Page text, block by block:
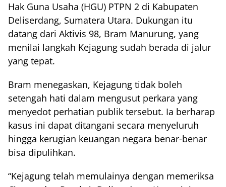
Hak Guna Usaha (HGU) PTPN 2 di Kabupaten
Deliserdang, Sumatera Utara. Dukungan itu
datang dari Aktivis 98, Bram Manurung, yang
menilai langkah Kejagung sudah berada di jalur
yang tepat.
Bram menegaskan, Kejagung tidak boleh
setengah hati dalam mengusut perkara yang
menyedot perhatian publik tersebut. Ia berharap
kasus ini dapat ditangani secara menyeluruh
hingga kerugian keuangan negara benar-benar
bisa dipulihkan.
“Kejagung telah memulainya dengan memeriksa